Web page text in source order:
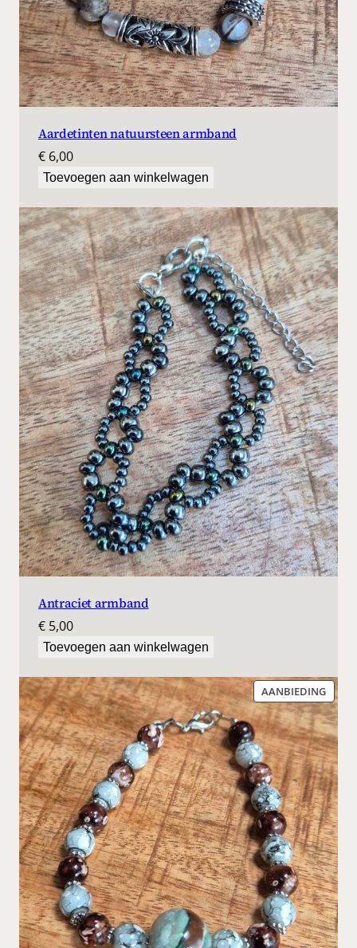
Aardetinten natuursteen armband
€ 6,00
Toevoegen aan winkelwagen
Antraciet armband
€ 5,00
Toevoegen aan winkelwagen
AANBIEDING
IN
DE